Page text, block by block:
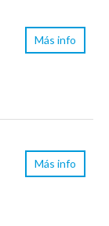
Más info
Más info